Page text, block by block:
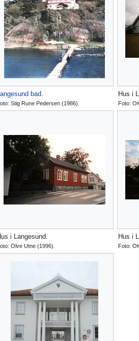
bad
Stig Rune Pedersen (1986).
Hus i
Foto:
i Langesund.
Olve Utne (1996).
Hus i
Foto: